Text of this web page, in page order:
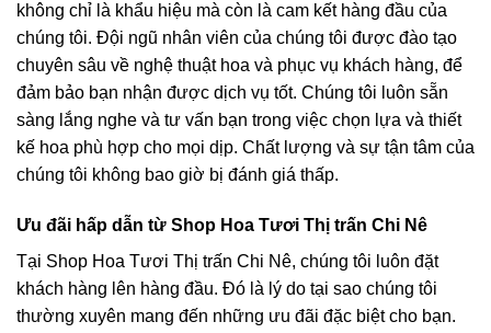
không chỉ là khẩu hiệu mà còn là cam kết hàng đầu của
chúng tôi. Đội ngũ nhân viên của chúng tôi được đào tạo
chuyên sâu về nghệ thuật hoa và phục vụ khách hàng, để
đảm bảo bạn nhận được dịch vụ tốt. Chúng tôi luôn sẵn
sàng lắng nghe và tư vấn bạn trong việc chọn lựa và thiết
kế hoa phù hợp cho mọi dịp. Chất lượng và sự tận tâm của
chúng tôi không bao giờ bị đánh giá thấp.
Ưu đãi hấp dẫn từ Shop Hoa Tươi Thị trấn Chi Nê
Tại Shop Hoa Tươi Thị trấn Chi Nê, chúng tôi luôn đặt
khách hàng lên hàng đầu. Đó là lý do tại sao chúng tôi
thường xuyên mang đến những ưu đãi đặc biệt cho bạn.